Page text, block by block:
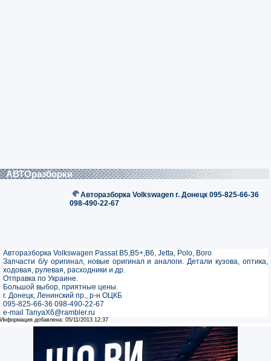
АВТОразборки
Авторазборка Volkswagen г. Донецк 095-825-66-36
098-490-22-67
Авторазборка Volkswagen Passat B5,B5+,B6, Jetta, Polo, Boro
Запчасти б/у оригинал, новые оригинал и аналоги. Детали кузова, оптика,
ходовая, рулевая, расходники и др.
Отправка по Украине.
Большой выбор, приятные цены.
г. Донецк, Ленинский пр., р-н ОЦКБ
095-825-66-36 098-490-22-67
e-mail TanyaX6@rambler.ru
Информация добавлена: 05/11/2013 12:37